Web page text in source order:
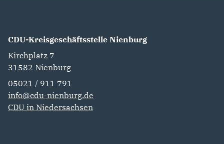
CDU-Kreisgeschäftsstelle Nienburg
Kirchplatz 7
31582 Nienburg
05021 / 911 791
info@cdu-nienburg.de
CDU in Niedersachsen